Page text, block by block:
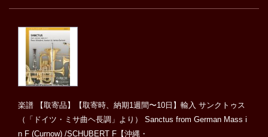
楽譜 【取寄品】【取寄時、納期1週間〜10日】輸入 サンクトゥス
（「ドイツ・ミサ曲ヘ長調」より） Sanctus from German Mass i
n F (Curnow) /SCHUBERT F【沖縄・